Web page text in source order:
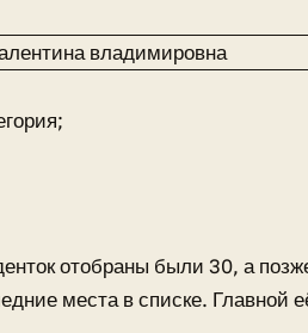
отобраны были 30, а
места в списке. Главной